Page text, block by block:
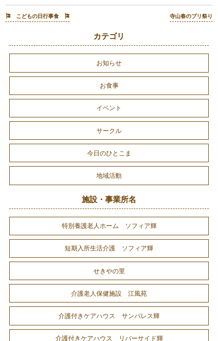
🎏 こどもの日行事食 🎏 寺山春のブリ祭り
カテゴリ
お知らせ
お食事
イベント
サークル
今日のひとこま
地域活動
施設・事業所名
特別養護老人ホーム ソフィア輝
短期入所生活介護 ソフィア輝
せきやの里
介護老人保健施設 江風苑
介護付きケアハウス サンパレス輝
介護付きケアハウス リバーサイド輝